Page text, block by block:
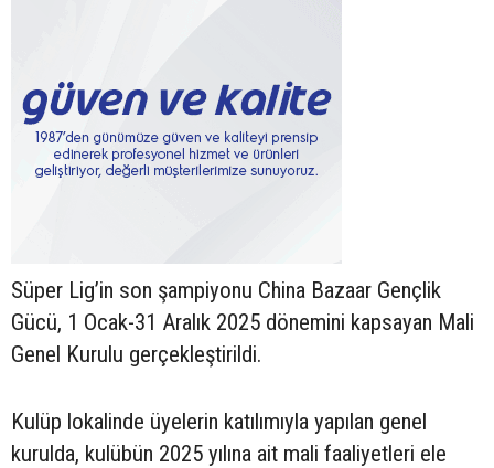
Süper Lig’in son şampiyonu China Bazaar Gençlik
Gücü, 1 Ocak-31 Aralık 2025 dönemini kapsayan Mali
Genel Kurulu gerçekleştirildi.
Kulüp lokalinde üyelerin katılımıyla yapılan genel
kurulda, kulübün 2025 yılına ait mali faaliyetleri ele